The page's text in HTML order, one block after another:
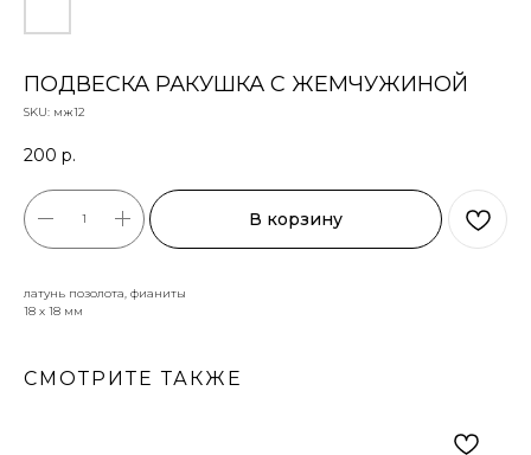
ПОДВЕСКА РАКУШКА С ЖЕМЧУЖИНОЙ
SKU: мж12
200 р.
В корзину
латунь позолота, фианиты
18 х 18 мм
СМОТРИТЕ ТАКЖЕ